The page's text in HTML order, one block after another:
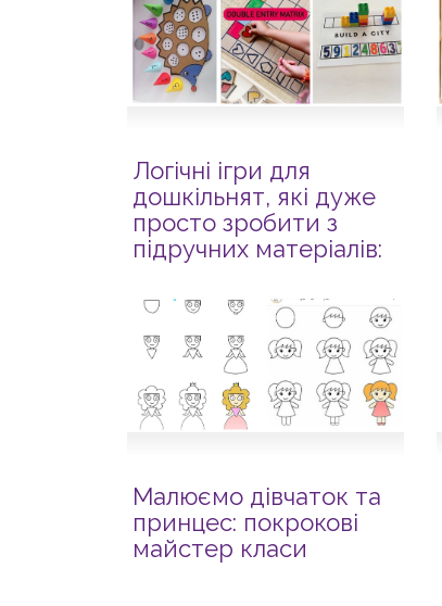
Логічні ігри для
дошкільнят, які дуже
просто зробити з
підручних матеріалів:
Малюємо дівчаток та
принцес: покрокові
майстер класи